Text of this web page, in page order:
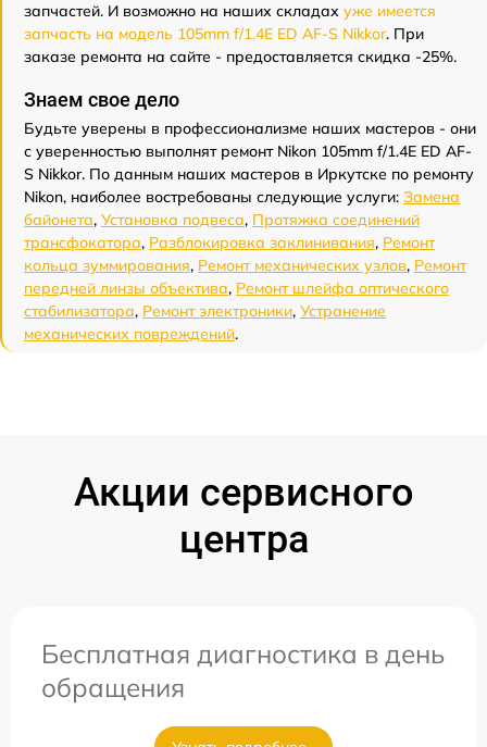
запчастей. И возможно на наших складах уже имеется
запчасть на модель 105mm f/1.4E ED AF-S Nikkor. При
заказе ремонта на сайте - предоставляется скидка -25%.
Знаем свое дело
Будьте уверены в профессионализме наших мастеров - они
с уверенностью выполнят ремонт Nikon 105mm f/1.4E ED AF-
S Nikkor. По данным наших мастеров в Иркутске по ремонту
Nikon, наиболее востребованы следующие услуги: Замена
байонета, Установка подвеса, Протяжка соединений
трансфокатора, Разблокировка заклинивания, Ремонт
кольца зуммирования, Ремонт механических узлов, Ремонт
передней линзы объектива, Ремонт шлейфа оптического
стабилизатора, Ремонт электроники, Устранение
механических повреждений.
Акции сервисного
центра
Бесплатная диагностика в день
обращения